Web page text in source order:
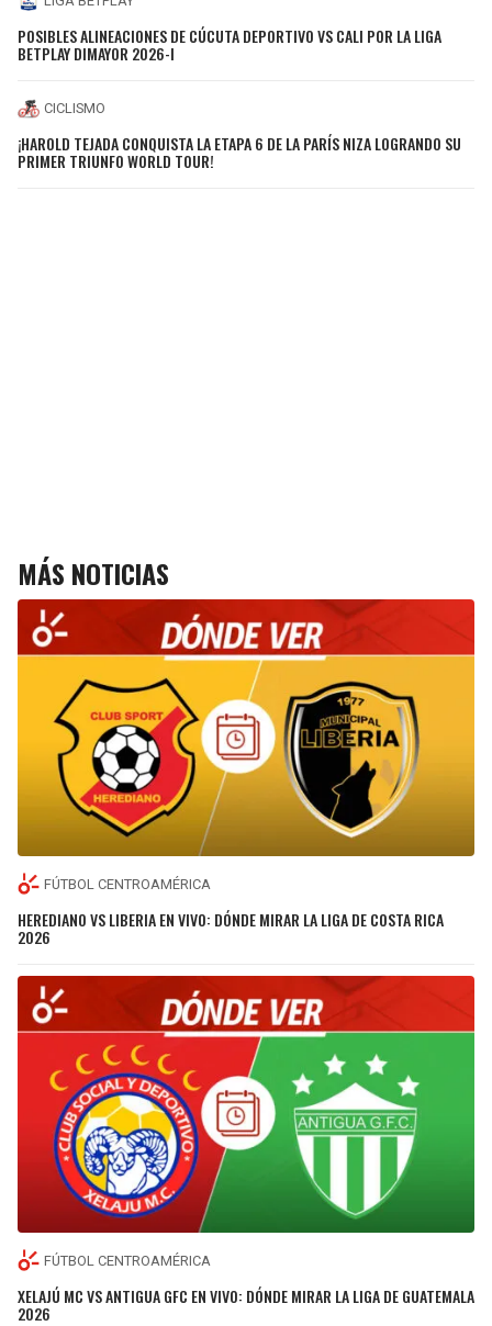
POSIBLES ALINEACIONES DE CÚCUTA DEPORTIVO VS CALI POR LA LIGA
BETPLAY DIMAYOR 2026-I
CICLISMO
¡HAROLD TEJADA CONQUISTA LA ETAPA 6 DE LA PARÍS NIZA LOGRANDO SU
PRIMER TRIUNFO WORLD TOUR!
MÁS NOTICIAS
FÚTBOL CENTROAMÉRICA
HEREDIANO VS LIBERIA EN VIVO: DÓNDE MIRAR LA LIGA DE COSTA RICA
2026
FÚTBOL CENTROAMÉRICA
XELAJÚ MC VS ANTIGUA GFC EN VIVO: DÓNDE MIRAR LA LIGA DE GUATEMALA
2026